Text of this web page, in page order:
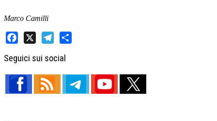
Marco Camilli
Seguici sui social